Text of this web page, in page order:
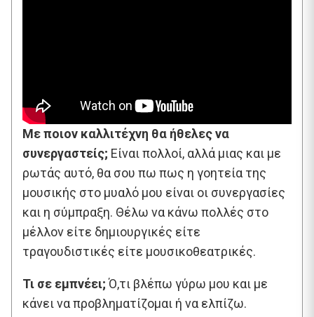
Με ποιον καλλιτέχνη θα ήθελες να
συνεργαστείς; Είναι πολλοί, αλλά μιας και με
ρωτάς αυτό, θα σου πω πως η γοητεία της
μουσικής στο μυαλό μου είναι οι συνεργασίες
και η σύμπραξη. Θέλω να κάνω πολλές στο
μέλλον είτε δημιουργικές είτε
τραγουδιστικές είτε μουσικοθεατρικές.
Τι σε εμπνέει;Ό,τι βλέπω γύρω μου και με
κάνει να προβληματίζομαι ή να ελπίζω.